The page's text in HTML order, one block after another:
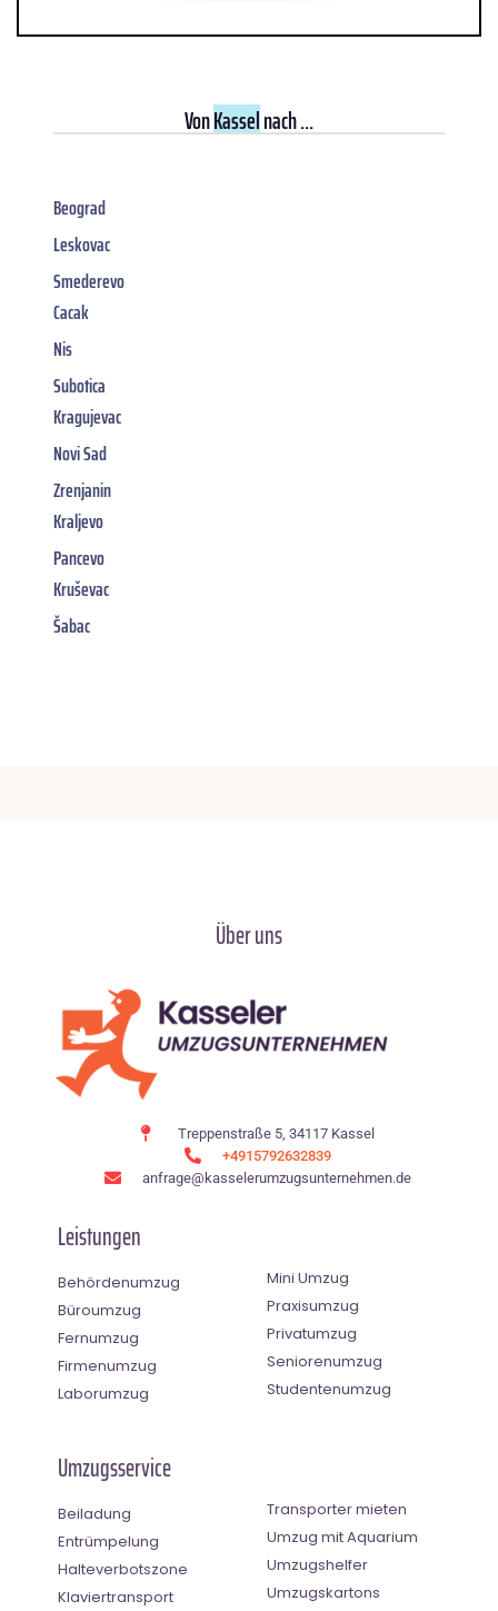
VonKasselnach ...
Beograd
Leskovac
Smederevo
Cacak
Nis
Subotica
Kragujevac
Novi Sad
Zrenjanin
Kraljevo
Pancevo
Kruševac
Šabac
Über uns
Treppenstraße 5, 34117 Kassel
+4915792632839
anfrage@kasselerumzugsunternehmen.de
Leistungen
Behördenumzug
Büroumzug
Fernumzug
Firmenumzug
Laborumzug
Mini Umzug
Praxisumzug
Privatumzug
Seniorenumzug
Studentenumzug
Umzugsservice
Beiladung
Entrümpelung
Halteverbotszone
Klaviertransport
Transporter mieten
Umzug mit Aquarium
Umzugshelfer
Umzugskartons